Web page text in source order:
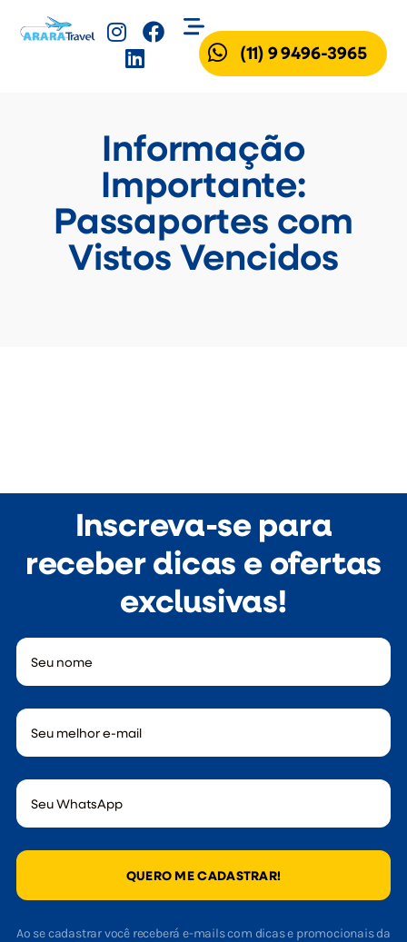
(11) 9 9496-3965
Informação
Importante:
Passaportes com
Vistos Vencidos
Inscreva-se para
receber dicas e ofertas
exclusivas!
QUERO ME CADASTRAR!
Ao se cadastrar você receberá e-mails com dicas e promocionais da